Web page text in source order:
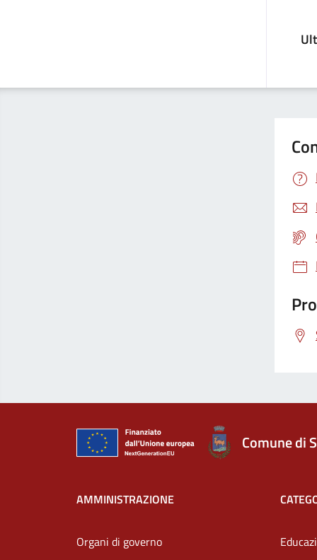
Comune di
AMMINISTRAZIONE
Organi di governo